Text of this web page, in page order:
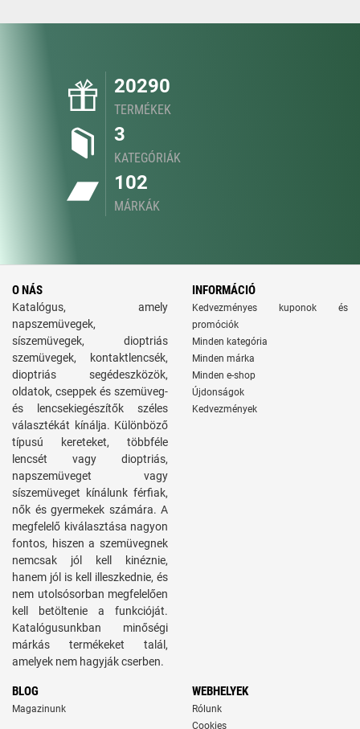
20290
TERMÉKEK
3
KATEGÓRIÁK
102
MÁRKÁK
O NÁS
Katalógus, amely
napszemüvegek,
síszemüvegek, dioptriás
szemüvegek, kontaktlencsék,
dioptriás segédeszközök,
oldatok, cseppek és szemüveg-
és lencsekiegészítők széles
választékát kínálja. Különböző
típusú kereteket, többféle
lencsét vagy dioptriás,
napszemüveget vagy
síszemüveget kínálunk férfiak,
nők és gyermekek számára. A
megfelelő kiválasztása nagyon
fontos, hiszen a szemüvegnek
nemcsak jól kell kinéznie,
hanem jól is kell illeszkednie, és
nem utolsósorban megfelelően
kell betöltenie a funkcióját.
Katalógusunkban minőségi
márkás termékeket talál,
amelyek nem hagyják cserben.
INFORMÁCIÓ
Kedvezményes kuponok és
promóciók
Minden kategória
Minden márka
Minden e-shop
Újdonságok
Kedvezmények
BLOG
Magazinunk
WEBHELYEK
Rólunk
Cookies